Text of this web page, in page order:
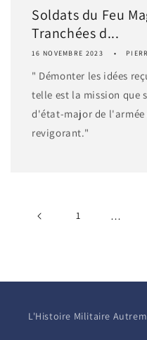
Soldats du Feu
Tranchées d...
16 NOVEMBRE 2023
" Démonter les idées
telle est la mission que
d'état-major de l'armée
revigorant."
1 …
L'Histoire Militaire